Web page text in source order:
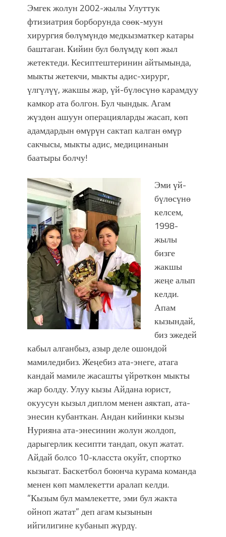
Эмгек жолун 2002-жылы Улуттук
фтизиатрия борборунда сөөк-муун
хирургия бөлүмүндө медкызматкер катары
баштаган. Кийин бул бөлүмдү көп жыл
жетектеди. Кесиптештеринин айтымында,
мыкты жетекчи, мыкты адис-хирург,
үлгүлүү, жакшы жар, үй-бүлөсүнө карамдуу
камкор ата болгон. Бул чындык. Агам
жүздөн ашуун операцияларды жасап, көп
адамдардын өмүрүн сактап калган өмүр
сакчысы, мыкты адис, медицинанын
баатыры болчу!
Эми үй-
бүлөсүнө
келсем,
1998-
жылы
бизге
жакшы
жеңе алып
келди.
Апам
кызындай,
биз эжедей
кабыл алганбыз, азыр деле ошондой
мамиледибиз. Жеңебиз ата-энеге, атага
кандай мамиле жасашты үйрөткөн мыкты
жар болду. Улуу кызы Айдана юрист,
окуусун кызыл диплом менен аяктап, ата-
энесин кубанткан. Андан кийинки кызы
Нурияна ата-энесинин жолун жолдоп,
дарыгерлик кесипти тандап, окуп жатат.
Айдай болсо 10-класста окуйт, спортко
кызыгат. Баскетбол боюнча курама команда
менен көп мамлекетти аралап келди.
“Кызым бул мамлекетте, эми бул жакта
ойноп жатат” деп агам кызынын
ийгилигине кубанып жүрдү.